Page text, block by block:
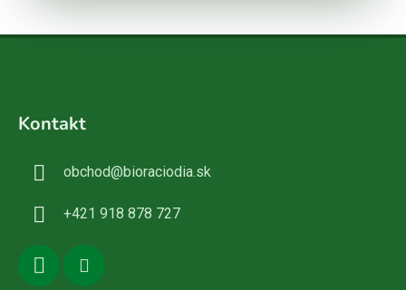
Kontakt
obchod@bioraciodia.sk
+421 918 878 727